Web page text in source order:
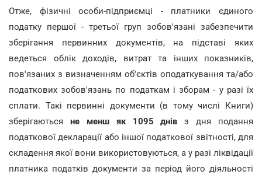
Отже, фізичні особи-підприємці - платники єдиного
податку першої - третьої груп зобов'язані забезпечити
зберігання первинних документів, на підставі яких
ведеться облік доходів, витрат та інших показників,
пов'язаних з визначенням об'єктів оподаткування та/або
податкових зобов'язань по податкам і зборам - у разі їх
сплати. Такі первинні документи (в тому числі Книги)
зберігаються не менш як 1095 днівз дня подання
податкової декларації або іншої податкової звітності, для
складення якої вони використовуються, а у разі ліквідації
платника податків документи за період його діяльності